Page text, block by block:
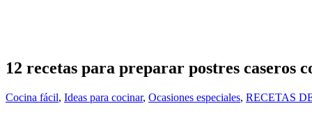
12 recetas para preparar postres caseros
Cocina fácil, Ideas para cocinar, Ocasiones especiales, RECETAS